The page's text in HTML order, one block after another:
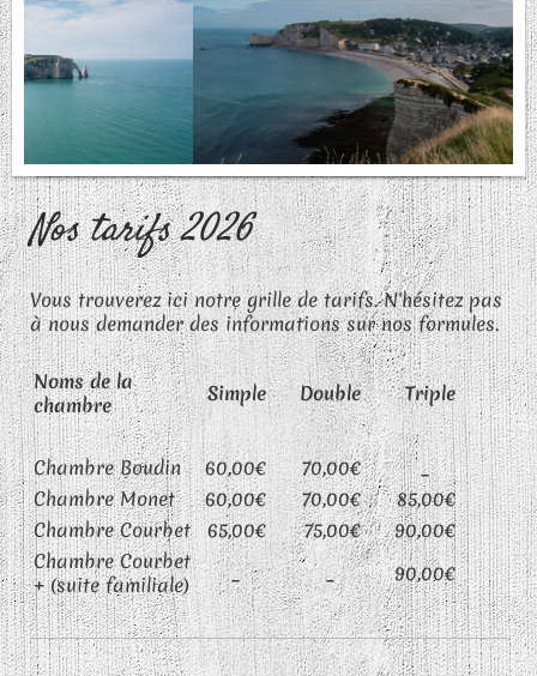
Nos tarifs 2026
Vous trouverez ici notre grille de tarifs. N'hésitez pas
à nous demander des informations sur nos formules.
Noms de la
chambre
Simple Double Triple
Chambre Boudin 60,00€ 70,00€
_
Chambre Monet
60,00€ 70,00€
85,00€
Chambre Courbet
65,00€ 75,00€
90,00€
Chambre Courbet
+ (suite familiale)
_ _ 90,00€